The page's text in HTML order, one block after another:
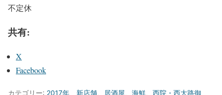
不定休
共有:
X
Facebook
カテゴリー: 2017年 新店舗 居酒屋 海鮮
西院・西大路御